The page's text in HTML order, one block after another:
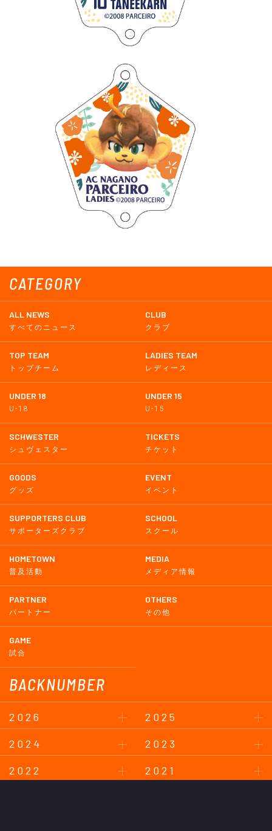
CATEGORY
ALL NEWS
すべてのニュース
CLUB
クラブ
TOP TEAM
トップチーム
LADIES TEAM
レディース
UNDER 18
U-18
UNDER 15
U-15
SCHWESTER
シュヴェスター
TICKETS
チケット
GOODS
グッズ
EVENT
イベント
SUPPORTERS CLUB
サポーターズクラブ
SCHOOL
スクール
HOMETOWN
普及活動
MEDIA
メディア情報
PARTNER
パートナー
OTHERS
その他
GAME
試合
BACKNUMBER
2026
2025
2024
2023
2022
2021